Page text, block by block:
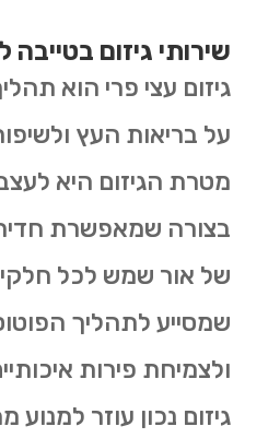
שירותי גיזום בטייבה
גיזום עצי פרי הוא
על בריאות העץ
מטרת הגיזום היא
בצורה שמאפשרת
של אור שמש לכל
שמסייע לתהליך
ולצמיחת פירות
גיזום נכון עוזר למנוע